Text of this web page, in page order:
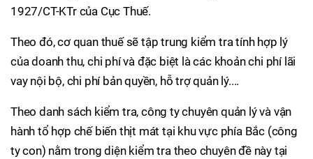
1927/CT-KTr của Cục Thuế.
Theo đó, cơ quan thuế sẽ tập trung kiểm tra tính hợp lý
của doanh thu, chi phí và đặc biệt là các khoản chi phí lãi
vay nội bộ, chi phí bản quyền, hỗ trợ quản lý....
Theo danh sách kiểm tra, công ty chuyên quản lý và vận
hành tổ hợp chế biến thịt mát tại khu vực phía Bắc (công
ty con) nằm trong diện kiểm tra theo chuyên đề này tại